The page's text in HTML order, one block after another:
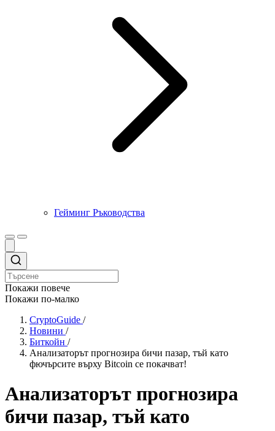
Гейминг Ръководства
Покажи повече
Покажи по-малко
CryptoGuide /
Новини /
Биткойн /
Анализаторът прогнозира бичи пазар, тъй като
фючърсите върху Bitcoin се покачват!
Анализаторът прогнозира
бичи пазар, тъй като